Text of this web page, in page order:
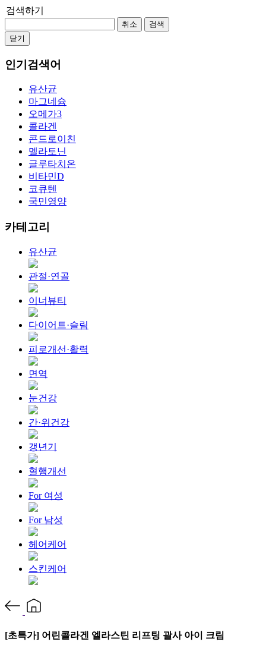
검색하기
취소
검색
닫기
인기검색어
유산균
마그네슘
오메가3
콜라겐
콘드로이친
멜라토닌
글루타치온
비타민D
코큐텐
국민영양
카테고리
유산균
관절·연골
이너뷰티
다이어트·슬림
피로개선·활력
면역
눈건강
간·위건강
갱년기
혈행개선
For 여성
For 남성
헤어케어
스킨케어
[초특가] 어린콜라겐 엘라스틴 리프팅 괄사 아이 크림